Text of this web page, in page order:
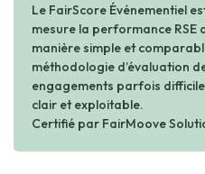
Le FairScore Événementiel
mesure la performance RSE
manière simple et
méthodologie d’évaluation
engagements parfois
clair et exploitable.
Certifié par FairMoove